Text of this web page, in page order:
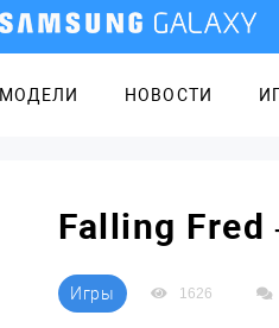
МОДЕЛИ НОВОСТИ
Falling Fred
Игры 1626